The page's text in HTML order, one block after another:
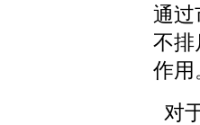
通过
不排
作用
对